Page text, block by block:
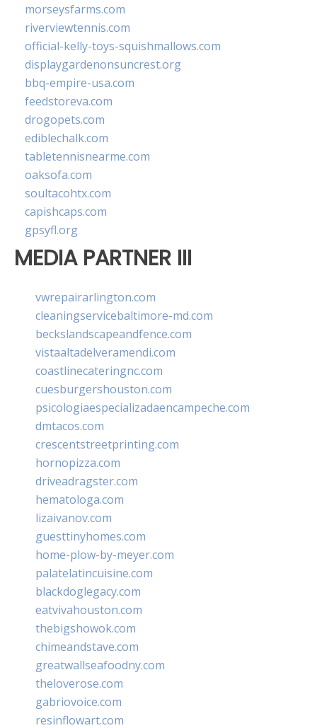
morseysfarms.com
riverviewtennis.com
official-kelly-toys-squishmallows.com
displaygardenonsuncrest.org
bbq-empire-usa.com
feedstoreva.com
drogopets.com
ediblechalk.com
tabletennisnearme.com
oaksofa.com
soultacohtx.com
capishcaps.com
gpsyfl.org
MEDIA PARTNER III
vwrepairarlington.com
cleaningservicebaltimore-md.com
beckslandscapeandfence.com
vistaaltadelveramendi.com
coastlinecateringnc.com
cuesburgershouston.com
psicologiaespecializadaencampeche.com
dmtacos.com
crescentstreetprinting.com
hornopizza.com
driveadragster.com
hematologa.com
lizaivanov.com
guesttinyhomes.com
home-plow-by-meyer.com
palatelatincuisine.com
blackdoglegacy.com
eatvivahouston.com
thebigshowok.com
chimeandstave.com
greatwallseafoodny.com
theloverose.com
gabriovoice.com
resinflowart.com